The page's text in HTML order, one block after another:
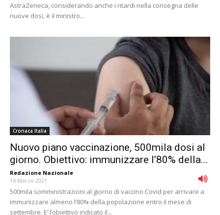
AstraZeneca, considerando anche i ritardi nella consegna delle
nuove dosi, è il ministro...
Cronaca Italia
Nuovo piano vaccinazione, 500mila dosi al
giorno. Obiettivo: immunizzare l’80% della...
Redazione Nazionale -
14 Marzo 2021
500mila somministrazioni al giorno di vaccino Covid per arrivare a
immunizzare almeno l’80% della popolazione entro il mese di
settembre. E’ l’obiettivo indicato il...